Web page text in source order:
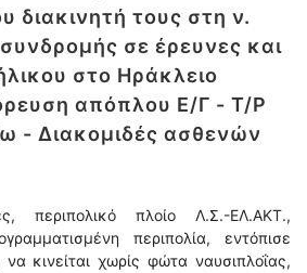
διακινητή τους στη ν.
σε έρευνες και
στο Ηράκλειο
απόπλου Ε/Γ - Τ/Ρ
- Διακομιδές ασθενών
περιπολικό πλοίο Λ.Σ.-ΕΛ.ΑΚΤ.,
περιπολία, εντόπισε
κινείται χωρίς φώτα ναυσιπλοΐας,